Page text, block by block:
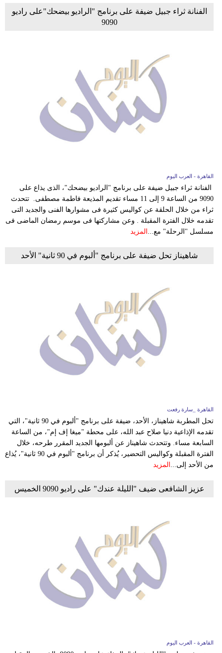
الفنانة ثراء جبيل ضيفة على برنامج "الراديو بيضحك"على راديو
9090
القاهرة - العرب اليوم
الفنانة ثراء جبيل ضيفة على برنامج "الراديو بيضحك"، الذى يذاع على
9090 من الساعة 9 إلى 11 مساء تقديم المذيعة فاطمة مصطفى. تتحدث
ثراء من خلال الحلقة عن كواليس كثيرة فى مشوارها الفنى والجديد التى
تقدمه خلال الفترة المقبلة . وعن مشاركتها فى موسم رمضان الماضى فى
مسلسل "الرحلة" مع... المزيد
شاهيناز تحل ضيفة على برنامج "ألبوم في 90 ثانية" الأحد
القاهرة _سارة رفعت
تحل المطربة شاهيناز، الأحد، ضيفة على برنامج "ألبوم في 90 ثانية"، التي
تقدمه الإذاعية دنيا صلاح عبد الله، على محطة "ميغا إف إم"، من الساعة
السابعة مساء. وتتحدث شاهيناز عن ألبومها الجديد المقرر طرحه، خلال
الفترة المقبلة وكواليس التحضير، يُذكر أن برنامج "ألبوم في 90 ثانية"، يُذاع
من الأحد إلى...
المزيد
عزيز الشافعى ضيف "الليلة عندك" على راديو 9090 الخميس
القاهرة - العرب اليوم